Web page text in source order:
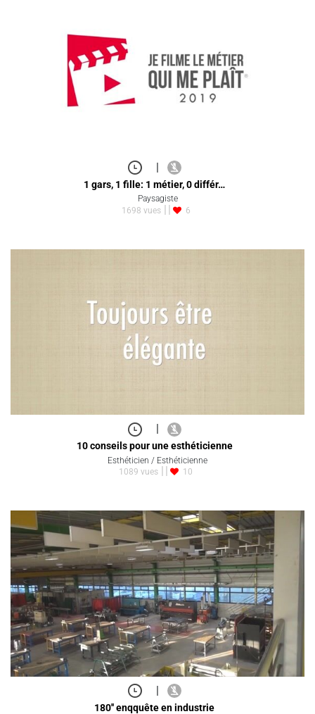
|
1 gars, 1 fille: 1 métier, 0 différ…
Paysagiste
1698 vues
6
|
10 conseils pour une esthéticienne
Esthéticien / Esthéticienne
1089 vues
10
|
180'' enqquête en industrie